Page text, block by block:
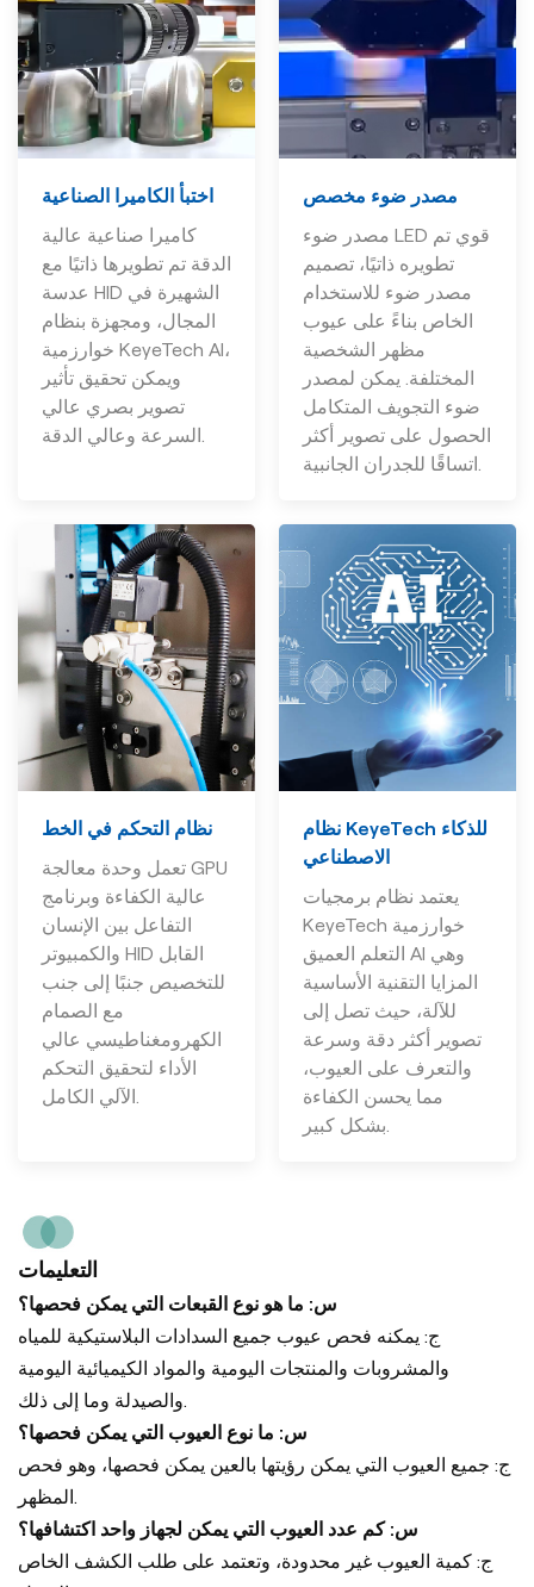
اختبأ الكاميرا الصناعية
كاميرا صناعية عالية
الدقة تم تطويرها ذاتيًا مع
عدسة HID الشهيرة في
المجال، ومجهزة بنظام
خوارزمية KeyeTech AI،
ويمكن تحقيق تأثير
تصوير بصري عالي
مصدر ضوء مخصص
مصدر ضوء LED قوي تم
تطويره ذاتيًا، تصميم
مصدر ضوء للاستخدام
الخاص بناءً على عيوب
مظهر الشخصية
المختلفة. يمكن لمصدر
ضوء التجويف المتكامل
الحصول على تصوير أكثر
نظام التحكم في الخط
تعمل وحدة معالجة GPU
عالية الكفاءة وبرنامج
التفاعل بين الإنسان
والكمبيوتر HID القابل
للتخصيص جنبًا إلى جنب
مع الصمام
الكهرومغناطيسي عالي
الأداء لتحقيق التحكم
نظام KeyeTech للذكاء
الاصطناعي
يعتمد نظام برمجيات
KeyeTech خوارزمية
التعلم العميق AI وهي
المزايا التقنية الأساسية
للآلة، حيث تصل إلى
تصوير أكثر دقة وسرعة
والتعرف على العيوب،
مما يحسن الكفاءة
التعليمات
س: ما هو نوع القبعات التي يمكن فحصها؟
ج: يمكنه فحص عيوب جميع السدادات البلاستيكية للمياه
والمشروبات والمنتجات اليومية والمواد الكيميائية اليومية
والصيدلة وما إلى ذلك.
س: ما نوع العيوب التي يمكن فحصها؟
ج: جميع العيوب التي يمكن رؤيتها بالعين يمكن فحصها، وهو فحص
المظهر.
س: كم عدد العيوب التي يمكن لجهاز واحد اكتشافها؟
ج: كمية العيوب غير محدودة، وتعتمد على طلب الكشف الخاص